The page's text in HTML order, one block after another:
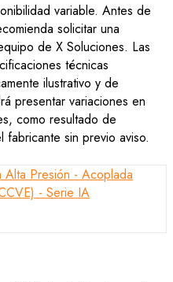
variable. Antes de
solicitar una
de X Soluciones. Las
técnicas
ilustrativo y de
presentar variaciones en
como resultado de
sin previo aviso.